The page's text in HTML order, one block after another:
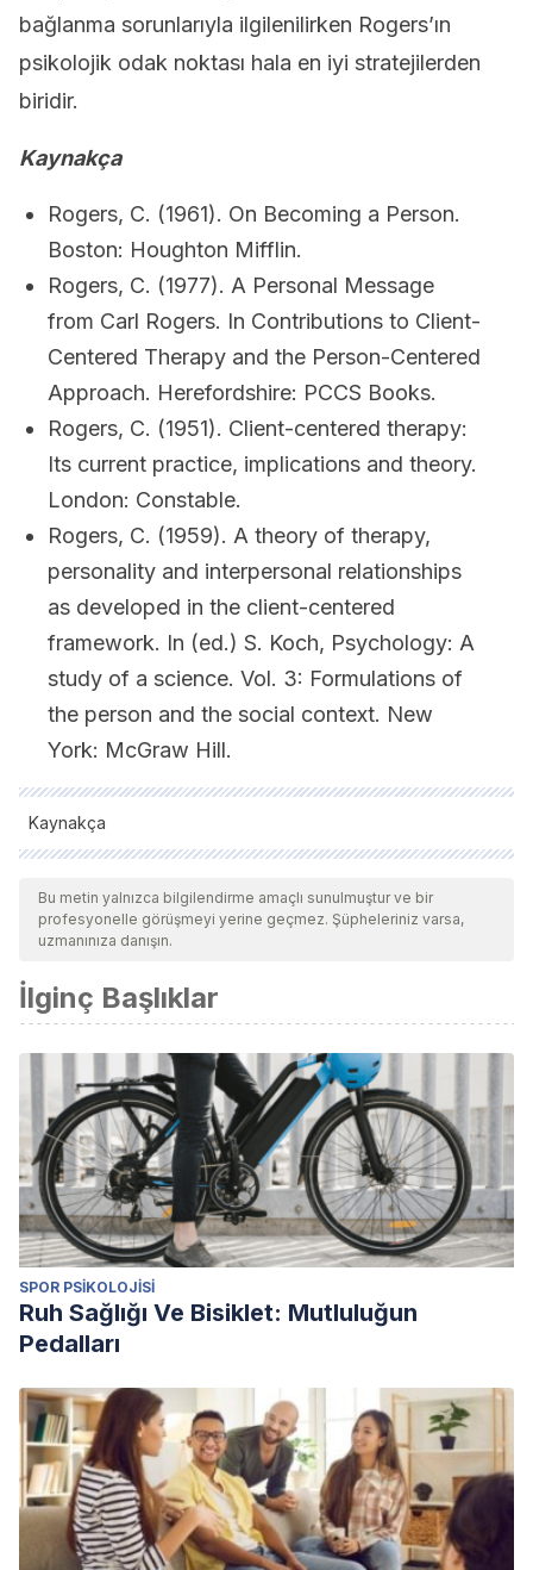
bağlanma sorunlarıyla ilgilenilirken Rogers’ın
psikolojik odak noktası hala en iyi stratejilerden
biridir.
Kaynakça
Rogers, C. (1961). On Becoming a Person.
Boston: Houghton Mifflin.
Rogers, C. (1977). A Personal Message
from Carl Rogers. In Contributions to Client-
Centered Therapy and the Person-Centered
Approach. Herefordshire: PCCS Books.
Rogers, C. (1951). Client-centered therapy:
Its current practice, implications and theory.
London: Constable.
Rogers, C. (1959). A theory of therapy,
personality and interpersonal relationships
as developed in the client-centered
framework. In (ed.) S. Koch, Psychology: A
study of a science. Vol. 3: Formulations of
the person and the social context. New
York: McGraw Hill.
Kaynakça
Tüm alıntı yapılan kaynaklar, kalitelerini, güvenilirliklerini,
güncelliklerini ve geçerliliklerini sağlamak için ekibimiz
tarafından derinlemesine incelendi. Bu makalenin bibliyografisi
kabul edildi.
Lamoutte, E. M. C. (1989). El proceso educativo según Carl
R. Rogers: la igualdad y formación de la persona.
interuniversitaria de formación del profesorado, (6), 599-
603.
Rogers, C. (2011). El proceso de convertirse en persona.
Madrid: Paidós Ibérica.
Rogers, C. (1989). La persona como centro. Barcelona:
Herder.
Rogers, C. (1951). Client-centered therapy: Its current
practice, implications and theory. London: Constable.
interpersonal relationships as developed in the client-
centered framework. In (ed.) S. Koch,
Psychology: A study
of a science. Vol. 3: Formulations of the person and the
social context. New York: McGraw Hill.
Bu metin yalnızca bilgilendirme amaçlı sunulmuştur ve bir
profesyonelle görüşmeyi yerine geçmez. Şüpheleriniz varsa,
uzmanınıza danışın.
İlginç Başlıklar
SPOR PSIKOLOJISI
Ruh Sağlığı Ve Bisiklet: Mutluluğun
Pedalları